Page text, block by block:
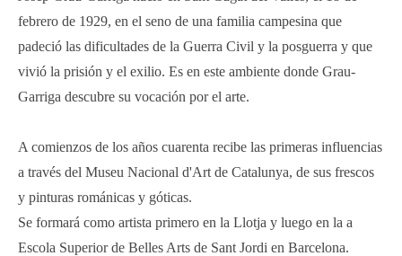
febrero de 1929, en el seno de una familia campesina que
padeció las dificultades de la Guerra Civil y la posguerra y que
vivió la prisión y el exilio. Es en este ambiente donde Grau-
Garriga descubre su vocación por el arte.
A comienzos de los años cuarenta recibe las primeras influencias
a través del Museu Nacional d'Art de Catalunya, de sus frescos
y pinturas románicas y góticas.
Se formará como artista primero en la Llotja y luego en la a
Escola Superior de Belles Arts de Sant Jordi en Barcelona.